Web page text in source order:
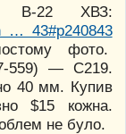
22 ХВЗ:
… 43#p240843
фото.
559) — C219.
40 мм. Купив
$15 кожна.
не було.